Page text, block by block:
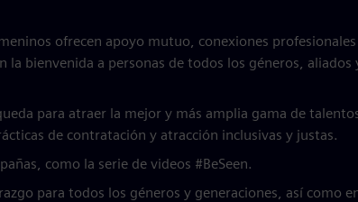
ofrecen apoyo mutuo, conexiones
bienvenida a personas de todos los géneros, aliados
para atraer la mejor y más amplia gama de
de contratación y atracción inclusivas y justas.
como la serie de videos #BeSeen.
para todos los géneros y generaciones, así como